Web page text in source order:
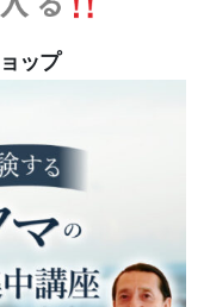
ップ